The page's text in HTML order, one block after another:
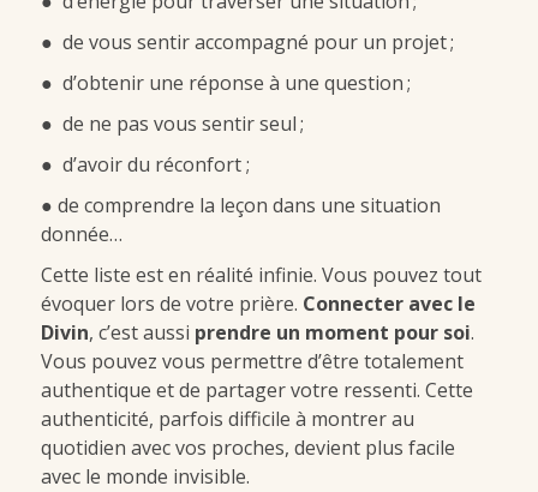
● de vous sentir accompagné pour un projet ;
● d’obtenir une réponse à une question ;
● de ne pas vous sentir seul ;
● d’avoir du réconfort ;
● de comprendre la leçon dans une situation
donnée…
Cette liste est en réalité infinie. Vous pouvez tout
évoquer lors de votre prière. Connecter avec le
Divin, c’est aussi prendre un moment pour soi.
Vous pouvez vous permettre d’être totalement
authentique et de partager votre ressenti. Cette
authenticité, parfois difficile à montrer au
quotidien avec vos proches, devient plus facile
avec le monde invisible.